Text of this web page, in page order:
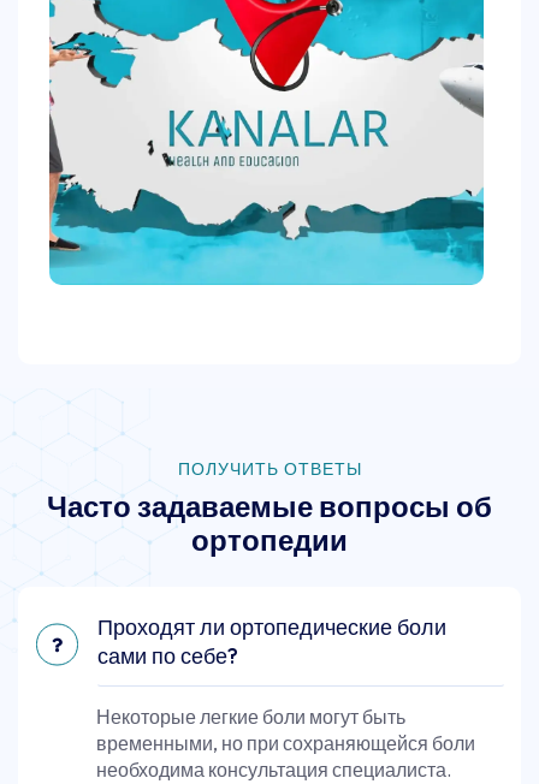
ПОЛУЧИТЬ ОТВЕТЫ
Часто задаваемые вопросы об
ортопедии
Проходят ли ортопедические боли
сами по себе?
Некоторые легкие боли могут быть
временными, но при сохраняющейся боли
необходима консультация специалиста.